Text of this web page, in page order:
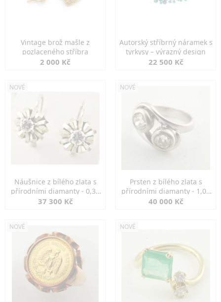
Vintage brož mašle z
pozlaceného stříbra
2 000 Kč
Autorský stříbrný náramek s
tyrkysy – výrazný design
22 500 Kč
NOVÉ
Náušnice z bílého zlata s
přírodními diamanty - 0,30
ct
37 300 Kč
NOVÉ
Prsten z bílého zlata s
přírodními diamanty - 1,00
ct
40 000 Kč
NOVÉ NOVÉ